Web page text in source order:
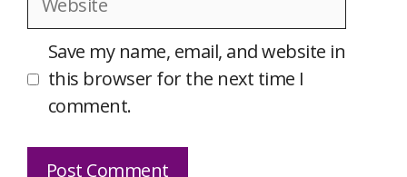
Save my name, email, and website in
this browser for the next time I
comment.